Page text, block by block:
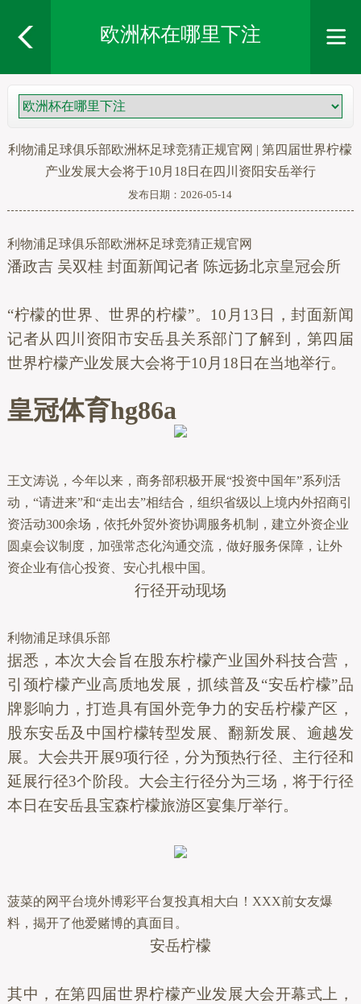
欧洲杯在哪里下注
利物浦足球俱乐部欧洲杯足球竞猜正规官网 | 第四届世界柠檬
产业发展大会将于10月18日在四川资阳安岳举行
发布日期：2026-05-14
利物浦足球俱乐部欧洲杯足球竞猜正规官网
潘政吉 吴双桂 封面新闻记者 陈远扬北京皇冠会所
“柠檬的世界、世界的柠檬”。10月13日，封面新闻
记者从四川资阳市安岳县关系部门了解到，第四届
世界柠檬产业发展大会将于10月18日在当地举行。
皇冠体育hg86a
王文涛说，今年以来，商务部积极开展“投资中国年”系列活
动，“请进来”和“走出去”相结合，组织省级以上境内外招商引
资活动300余场，依托外贸外资协调服务机制，建立外资企业
圆桌会议制度，加强常态化沟通交流，做好服务保障，让外
资企业有信心投资、安心扎根中国。
行径开动现场
利物浦足球俱乐部
据悉，本次大会旨在股东柠檬产业国外科技合营，
引颈柠檬产业高质地发展，抓续普及“安岳柠檬”品
牌影响力，打造具有国外竞争力的安岳柠檬产区，
股东安岳及中国柠檬转型发展、翻新发展、逾越发
展。大会共开展9项行径，分为预热行径、主行径和
延展行径3个阶段。大会主行径分为三场，将于行径
本日在安岳县宝森柠檬旅游区宴集厅举行。
菠菜的网平台境外博彩平台复投真相大白！XXX前女友爆
料，揭开了他爱赌博的真面目。
安岳柠檬
其中，在第四届世界柠檬产业发展大会开幕式上，